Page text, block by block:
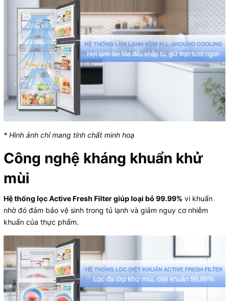
* Hình ảnh chỉ mang tính chất minh hoạ
Công nghệ kháng khuẩn khử
mùi
Hệ thống lọc Active Fresh Filter giúp loại bỏ 99.99% vi khuẩn
nhờ đó đảm bảo vệ sinh trong tủ lạnh và giảm nguy cơ nhiễm
khuẩn của thực phẩm.